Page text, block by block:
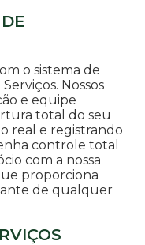
o sistema de
Nossos
e equipe
total do seu
real e registrando
controle total
com a nossa
proporciona
de qualquer